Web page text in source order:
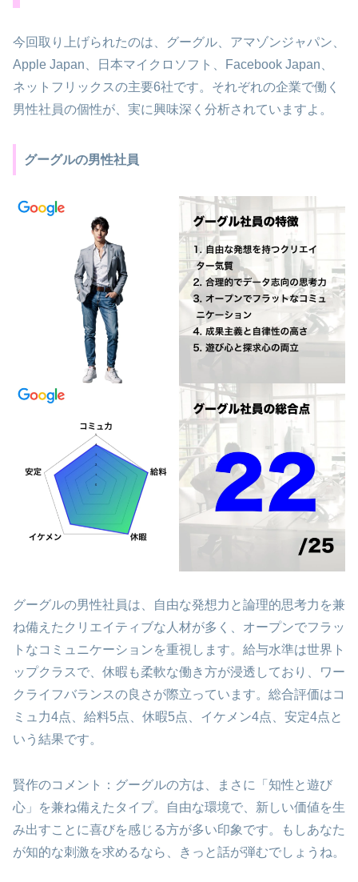
今回取り上げられたのは、グーグル、アマゾンジャパン、
Apple Japan、日本マイクロソフト、Facebook Japan、
ネットフリックスの主要6社です。それぞれの企業で働く
男性社員の個性が、実に興味深く分析されていますよ。
グーグルの男性社員
グーグルの男性社員は、自由な発想力と論理的思考力を兼
ね備えたクリエイティブな人材が多く、オープンでフラッ
トなコミュニケーションを重視します。給与水準は世界ト
ップクラスで、休暇も柔軟な働き方が浸透しており、ワー
クライフバランスの良さが際立っています。総合評価はコ
ミュ力4点、給料5点、休暇5点、イケメン4点、安定4点と
いう結果です。
賢作のコメント：グーグルの方は、まさに「知性と遊び
心」を兼ね備えたタイプ。自由な環境で、新しい価値を生
み出すことに喜びを感じる方が多い印象です。もしあなた
が知的な刺激を求めるなら、きっと話が弾むでしょうね。